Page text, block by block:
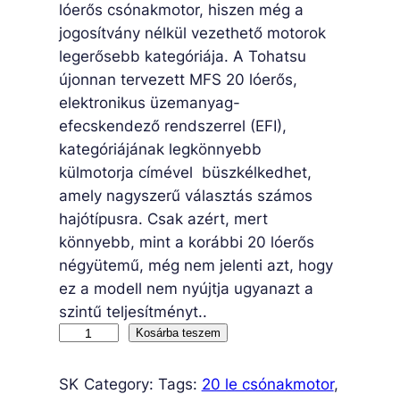
lóerős csónakmotor, hiszen még a
jogosítvány nélkül vezethető motorok
legerősebb kategóriája. A Tohatsu
újonnan tervezett MFS 20 lóerős,
elektronikus üzemanyag-
efecskendező rendszerrel (EFI),
kategóriájának legkönnyebb
külmotorja címével büszkélkedhet,
amely nagyszerű választás számos
hajótípusra. Csak azért, mert
könnyebb, mint a korábbi 20 lóerős
négyütemű, még nem jelenti azt, hogy
ez a modell nem nyújtja ugyanazt a
szintű teljesítményt..
S
Kosárba teszem
SK Category: Tags: 20 le csónakmotor